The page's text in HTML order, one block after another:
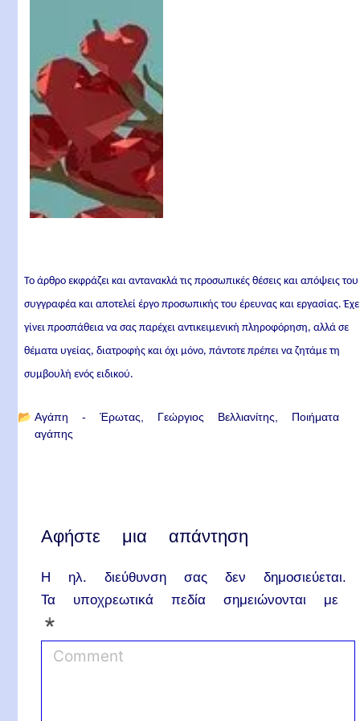
Το άρθρο εκφράζει και αντανακλά τις προσωπικές θέσεις και απόψεις του
συγγραφέα και αποτελεί έργο προσωπικής του έρευνας και εργασίας.
γίνει προσπάθεια να σας παρέχει αντικειμενική πληροφόρηση, αλλά σε
θέματα υγείας, διατροφής και όχι μόνο, πάντοτε πρέπει να ζητάμε τη
συμβουλή ενός ειδικού.
📂 Αγάπη - Έρωτας Γεώργιος Βελλιανίτης
Ποιήματα
αγάπης
Αφήστε μια απάντηση
Η ηλ. διεύθυνση σας δεν δημοσιεύεται.
Τα υποχρεωτικά πεδία σημειώνονται με
*